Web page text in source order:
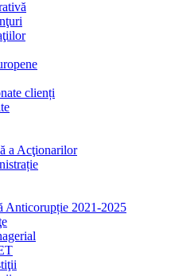
clienți
a Acţionarilor
Anticorupție 2021-2025